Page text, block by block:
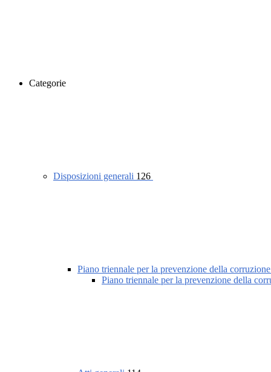
Categorie
Disposizioni generali 126
Piano triennale per la prevenzione della
Piano triennale per la prevenzione della